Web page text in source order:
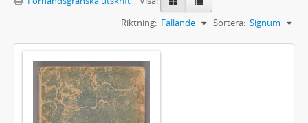
Sortera: Signum
Riktning: Fallande